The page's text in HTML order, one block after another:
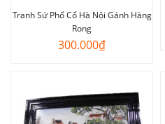
Tranh Sứ Phố Cổ Hà Nội Gánh Hàng
Rong
300.000₫